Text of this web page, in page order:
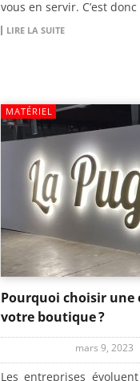
vous en servir. C’est
LIRE LA SUITE
MATÉRIEL
Pourquoi choisir une
votre boutique ?
mars 9, 2023
Les entreprises